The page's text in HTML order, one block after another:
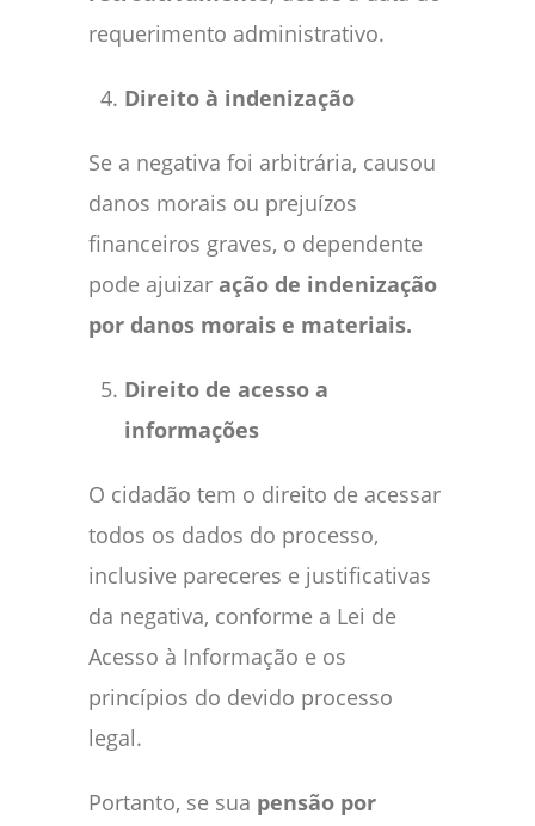
requerimento administrativo.
Direito à indenização
Se a negativa foi arbitrária, causou
danos morais ou prejuízos
financeiros graves, o dependente
pode ajuizar ação de indenização
por danos morais e materiais.
Direito de acesso a
informações
O cidadão tem o direito de acessar
todos os dados do processo,
inclusive pareceres e justificativas
da negativa, conforme a Lei de
Acesso à Informação e os
princípios do devido processo
legal.
Portanto, se sua pensão por